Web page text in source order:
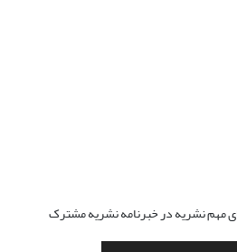
مهم نشریه در خبرنامه نشریه مشترک